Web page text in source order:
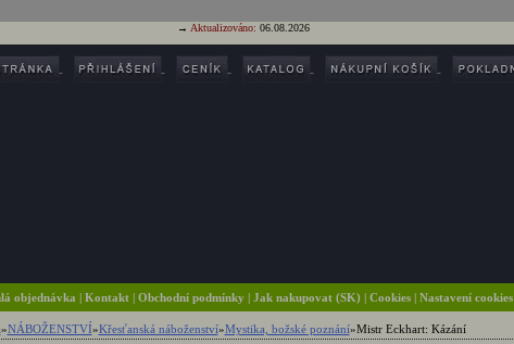
→ Aktualizováno: 06.08.2026
objednávka | Kontakt | Obchodní podmínky | Jak nakupovat (SK) | Cookies | Nastavení cookies
»NÁBOŽENSTVÍ»Křesťanská náboženství»Mystika, božské poznání»Mistr Eckhart: Kázání